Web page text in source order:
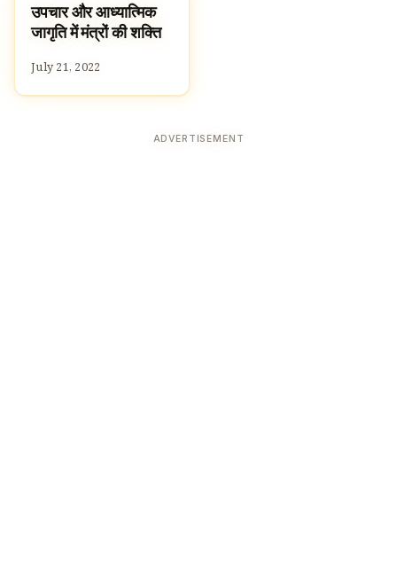
SPIRITUALITY
उपचार और आध्यात्मिक
जागृति में मंत्रों की शक्ति
July 21, 2022
ADVERTISEMENT